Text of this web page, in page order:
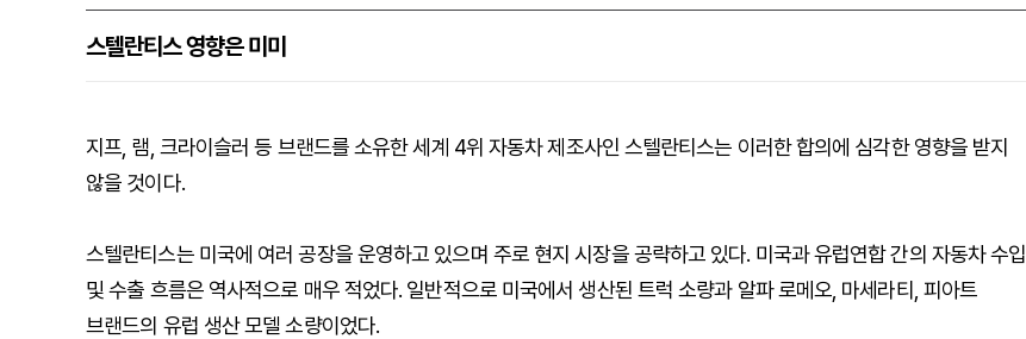
스텔란티스 영향은 미미
지프, 램, 크라이슬러 등 브랜드를 소유한 세계 4위 자동차 제조사인 스텔란티스는 이러한 합의에 심각한 영향을 받지
않을 것이다.
스텔란티스는 미국에 여러 공장을 운영하고 있으며 주로 현지 시장을 공략하고 있다. 미국과 유럽연합 간의 자동차 수입
및 수출 흐름은 역사적으로 매우 적었다. 일반적으로 미국에서 생산된 트럭 소량과 알파 로메오, 마세라티, 피아트
브랜드의 유럽 생산 모델 소량이었다.